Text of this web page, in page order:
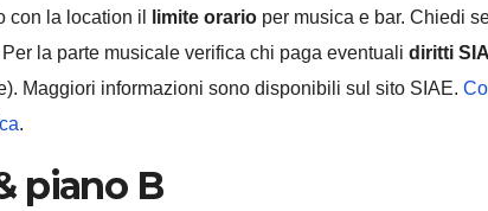
con la location il limite orario per musica e bar. Chiedi
la parte musicale verifica chi paga eventuali diritti
Maggiori informazioni sono disponibili sul sito SIAE.
.
piano B